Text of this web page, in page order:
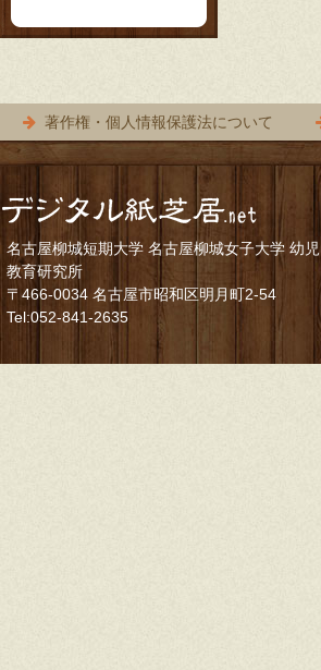
著作権・個人情報保護法について
名古屋柳城短期大学 名古屋柳城女子大学 幼児
教育研究所
〒466-0034 名古屋市昭和区明月町2-54
Tel:052-841-2635